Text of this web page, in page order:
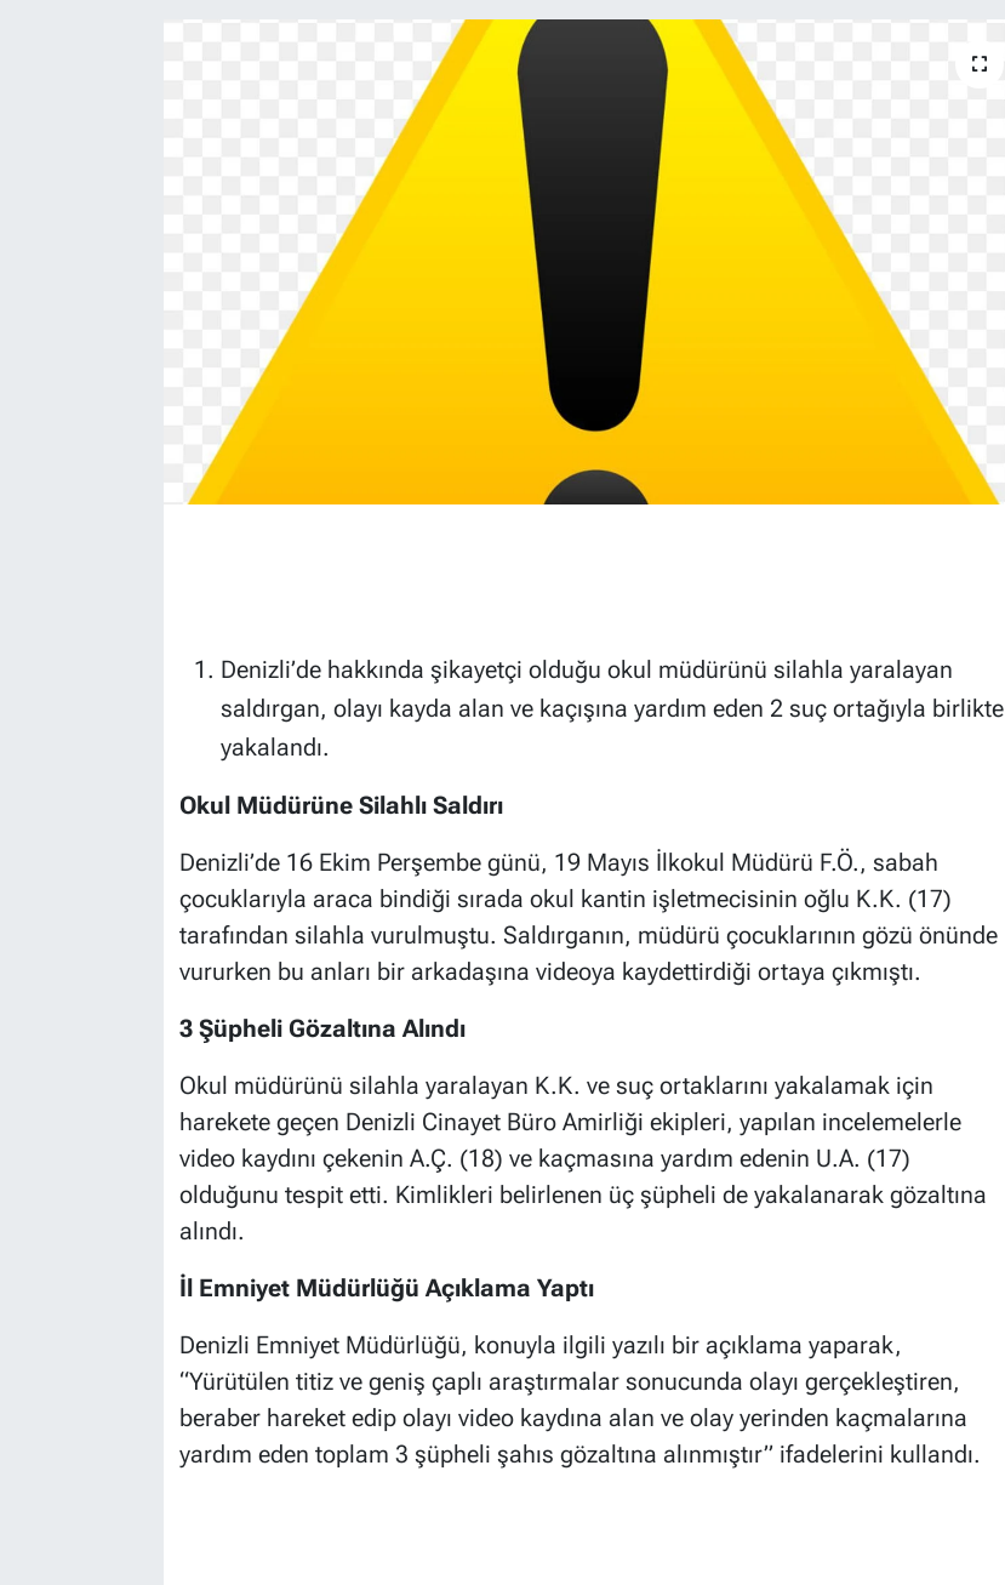
Denizli’de hakkında şikayetçi olduğu okul müdürünü silahla yaralayan
saldırgan, olayı kayda alan ve kaçışına yardım eden 2 suç ortağıyla birlikte
yakalandı.
Okul Müdürüne Silahlı Saldırı
Denizli’de 16 Ekim Perşembe günü, 19 Mayıs İlkokul Müdürü F.Ö., sabah
çocuklarıyla araca bindiği sırada okul kantin işletmecisinin oğlu K.K. (17)
tarafından silahla vurulmuştu. Saldırganın, müdürü çocuklarının gözü önünde
vururken bu anları bir arkadaşına videoya kaydettirdiği ortaya çıkmıştı.
3 Şüpheli Gözaltına Alındı
Okul müdürünü silahla yaralayan K.K. ve suç ortaklarını yakalamak için
harekete geçen Denizli Cinayet Büro Amirliği ekipleri, yapılan incelemelerle
video kaydını çekenin A.Ç. (18) ve kaçmasına yardım edenin U.A. (17)
olduğunu tespit etti. Kimlikleri belirlenen üç şüpheli de yakalanarak gözaltına
alındı.
İl Emniyet Müdürlüğü Açıklama Yaptı
Denizli Emniyet Müdürlüğü, konuyla ilgili yazılı bir açıklama yaparak,
“Yürütülen titiz ve geniş çaplı araştırmalar sonucunda olayı gerçekleştiren,
beraber hareket edip olayı video kaydına alan ve olay yerinden kaçmalarına
yardım eden toplam 3 şüpheli şahıs gözaltına alınmıştır” ifadelerini kullandı.